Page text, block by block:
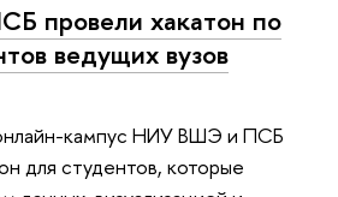
провели хакатон по
ведущих вузов
кампус НИУ ВШЭ и ПСБ
для студентов, которые